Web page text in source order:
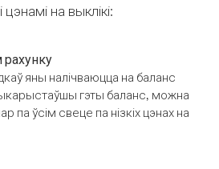
цэнамі на выклікі:
яны налічваюцца на баланс
гэты баланс, можна
па ўсім свеце па нізкіх цэнах на